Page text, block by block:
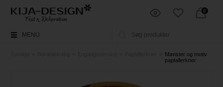
0
MENU
Mønster og motiv
paptallerkner